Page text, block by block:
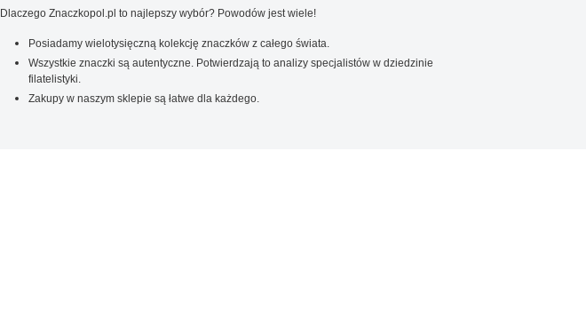
Dlaczego Znaczkopol.pl to najlepszy wybór? Powodów jest wiele!
Posiadamy wielotysięczną kolekcję znaczków z całego świata.
Wszystkie znaczki są autentyczne. Potwierdzają to analizy specjalistów w dziedzinie
filatelistyki.
Zakupy w naszym sklepie są łatwe dla każdego.